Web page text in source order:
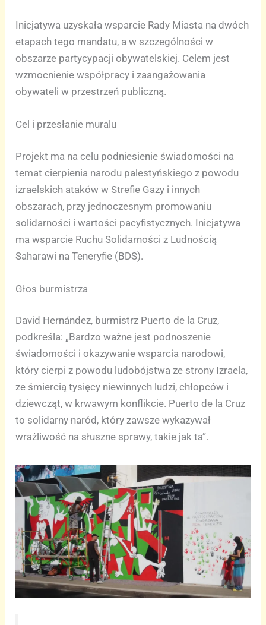
Inicjatywa uzyskała wsparcie Rady Miasta na dwóch
etapach tego mandatu, a w szczególności w
obszarze partycypacji obywatelskiej. Celem jest
wzmocnienie współpracy i zaangażowania
obywateli w przestrzeń publiczną.
Cel i przesłanie muralu
Projekt ma na celu podniesienie świadomości na
temat cierpienia narodu palestyńskiego z powodu
izraelskich ataków w Strefie Gazy i innych
obszarach, przy jednoczesnym promowaniu
solidarności i wartości pacyfistycznych. Inicjatywa
ma wsparcie Ruchu Solidarności z Ludnością
Saharawi na Teneryfie (BDS).
Głos burmistrza
David Hernández, burmistrz Puerto de la Cruz,
podkreśla: „Bardzo ważne jest podnoszenie
świadomości i okazywanie wsparcia narodowi,
który cierpi z powodu ludobójstwa ze strony Izraela,
ze śmiercią tysięcy niewinnych ludzi, chłopców i
dziewcząt, w krwawym konflikcie. Puerto de la Cruz
to solidarny naród, który zawsze wykazywał
wrażliwość na słuszne sprawy, takie jak ta”.